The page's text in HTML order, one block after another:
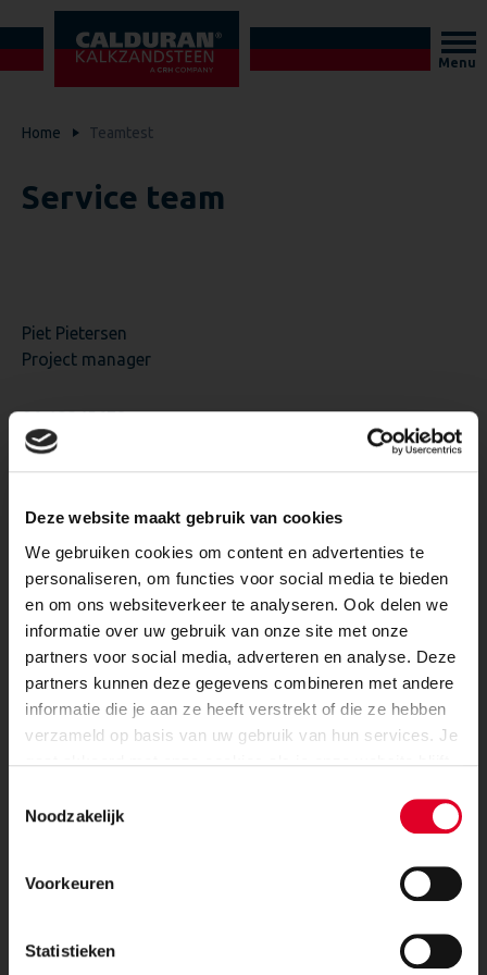
Deze website maakt gebruik van cookies
We gebruiken cookies om content en advertenties te
personaliseren, om functies voor social media te bieden
en om ons websiteverkeer te analyseren. Ook delen we
informatie over uw gebruik van onze site met onze
partners voor social media, adverteren en analyse. Deze
partners kunnen deze gegevens combineren met andere
informatie die je aan ze heeft verstrekt of die ze hebben
verzameld op basis van uw gebruik van hun services. Je
gaat akkoord met onze cookies als je onze website blijft
Noodzakelijk
Voorkeuren
Statistieken
Menu
Home Teamtest
Service team
Piet Pietersen
Project manager
06-12345678
email: piet@calduran.nl
Linkedin
Joke de Bruin
Project manager
06-12345678Voor professionals....
Kalkzandsteen innovaties en ontwikkelingen